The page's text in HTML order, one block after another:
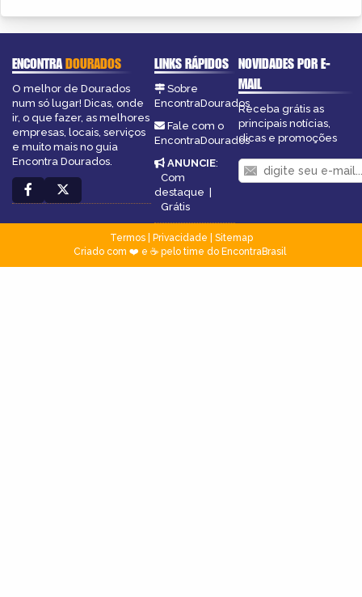
ENCONTRADOURADOS
O melhor de Dourados
num só lugar! Dicas, onde
ir, o que fazer, as melhores
empresas, locais, serviços
e muito mais no guia
Encontra Dourados.
LINKS RÁPIDOS
Sobre
EncontraDourados
Fale com o
EncontraDourados
ANUNCIE:
Com
destaque
Grátis
NOVIDADES POR E-
MAIL
Receba grátis as
principais notícias,
dicas e promoções
Termos| Privacidade
Sitemap
Criado com ❤️ e ☕ pelo time do EncontraBrasil